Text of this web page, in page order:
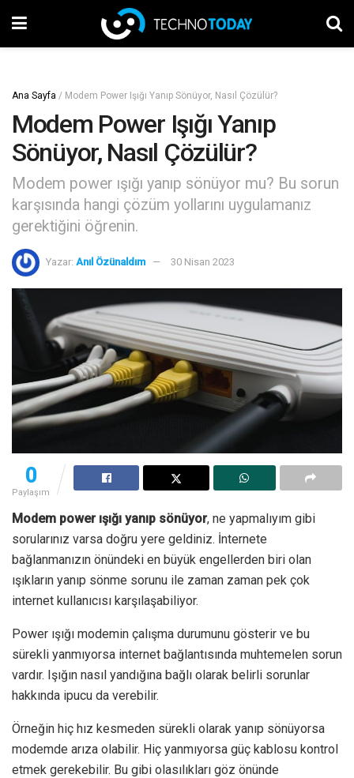
Ana Sayfa / Modem Power Işığı Yanıp Sönüyor, Nasıl Çözülür?
Modem Power Işığı Yanıp
Sönüyor, Nasıl Çözülür?
Modem power ışığı yanıp sönüyor mu? Bu sorun
karşısında hangi çözüm yollarını uygulamanız
gerektiğini öğrenin.
Yazar: Anıl Özünaldım 30 Nisan 2023
0
Paylaşım
Modem power ışığı yanıp sönüyor, ne yapmalıyım gibi
sorularınız varsa doğru yere geldiniz. İnternete
bağlanmanızın önündeki en büyük engellerden biri olan
ışıkların yanıp sönme sorunu ile zaman zaman pek çok
internet kullanıcısı karşılaşabiliyor.
Power ışığı modemin çalışma durumunu gösterir ve bu
sürekli yanmıyorsa internet bağlantısında muhtemelen sorun
vardır. Işığın nasıl yandığına bağlı olarak belirli sorunlar
hakkında ipucu da verebilir.
Örneğin hiç hız kesmeden sürekli olarak yanıp sönüyorsa
modemde arıza olabilir. Hiç yanmıyorsa güç kablosu kontrol
etmek gerekebilir. Bu gibi olasılıkları göz önünde